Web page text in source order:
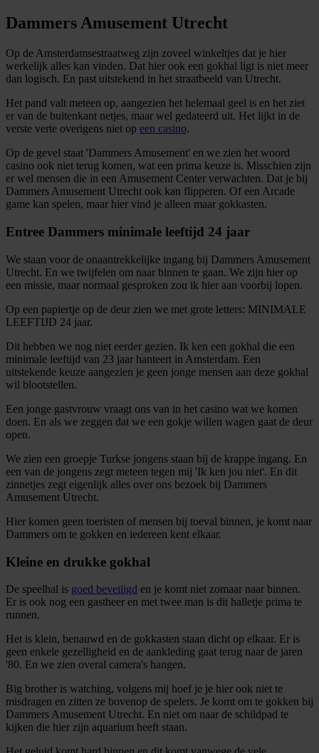
Dammers Amusement Utrecht
Op de Amsterdamsestraatweg zijn zoveel winkeltjes dat je hier
werkelijk alles kan vinden. Dat hier ook een gokhal ligt is niet meer
dan logisch. En past uitstekend in het straatbeeld van Utrecht.
Het pand valt meteen op, aangezien het helemaal geel is en het ziet
er van de buitenkant netjes, maar wel gedateerd uit. Het lijkt in de
verste verte overigens niet op een casino.
Op de gevel staat 'Dammers Amusement' en we zien het woord
casino ook niet terug komen, wat een prima keuze is. Misschien zijn
er wel mensen die in een Amusement Center verwachten. Dat je bij
Dammers Amusement Utrecht ook kan flipperen. Of een Arcade
game kan spelen, maar hier vind je alleen maar gokkasten.
Entree Dammers minimale leeftijd 24 jaar
We staan voor de onaantrekkelijke ingang bij Dammers Amusement
Utrecht. En we twijfelen om naar binnen te gaan. We zijn hier op
een missie, maar normaal gesproken zou ik hier aan voorbij lopen.
Op een papiertje op de deur zien we met grote letters: MINIMALE
LEEFTIJD 24 jaar.
Dit hebben we nog niet eerder gezien. Ik ken een gokhal die een
minimale leeftijd van 23 jaar hanteert in Amsterdam. Een
uitstekende keuze aangezien je geen jonge mensen aan deze gokhal
wil blootstellen.
Een jonge gastvrouw vraagt ons van in het casino wat we komen
doen. En als we zeggen dat we een gokje willen wagen gaat de deur
open.
We zien een groepje Turkse jongens staan bij de krappe ingang. En
een van de jongens zegt meteen tegen mij 'Ik ken jou niet'. En dit
zinnetjes zegt eigenlijk alles over ons bezoek bij Dammers
Amusement Utrecht.
Hier komen geen toeristen of mensen bij toeval binnen, je komt naar
Dammers om te gokken en iedereen kent elkaar.
Kleine en drukke gokhal
De speelhal is goed beveiligd en je komt niet zomaar naar binnen.
Er is ook nog een gastheer en met twee man is dit halletje prima te
runnen.
Het is klein, benauwd en de gokkasten staan dicht op elkaar. Er is
geen enkele gezelligheid en de aankleding gaat terug naar de jaren
'80. En we zien overal camera's hangen.
Big brother is watching, volgens mij hoef je je hier ook niet te
misdragen en zitten ze bovenop de spelers. Je komt om te gokken bij
Dammers Amusement Utrecht. En niet om naar de schildpad te
kijken die hier zijn aquarium heeft staan.